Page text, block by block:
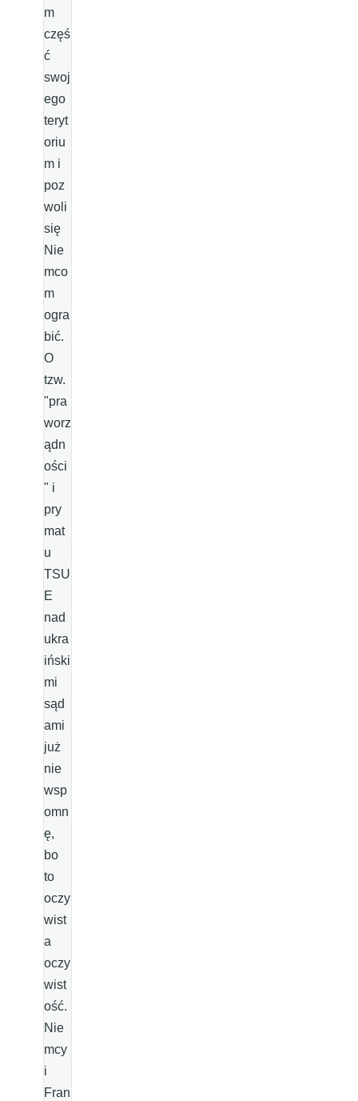
m
częś
ć
swoj
ego
teryt
oriu
m i
poz
woli
się
Nie
mco
m
ogra
bić.
O
tzw.
"pra
worz
ądn
ości
" i
pry
mat
u
TSU
E
nad
ukra
iński
mi
sąd
ami
już
nie
wsp
omn
ę,
bo
to
oczy
wist
a
oczy
wist
ość.
Nie
mcy
i
Fran